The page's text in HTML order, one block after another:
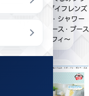
ップ イーブイフレンズ
～イーブイ・シャワー
ズ・サンダース・ブース
ター・エーフィ～